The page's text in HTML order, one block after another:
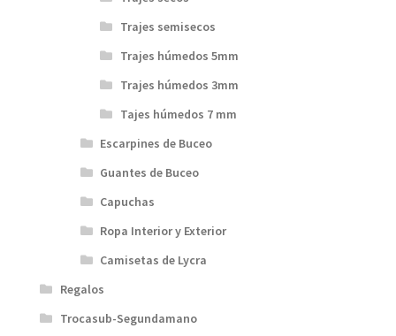
Trajes semisecos
Trajes húmedos 5mm
Trajes húmedos 3mm
Tajes húmedos 7 mm
Escarpines de Buceo
Guantes de Buceo
Capuchas
Ropa Interior y Exterior
Camisetas de Lycra
Regalos
Trocasub-Segundamano